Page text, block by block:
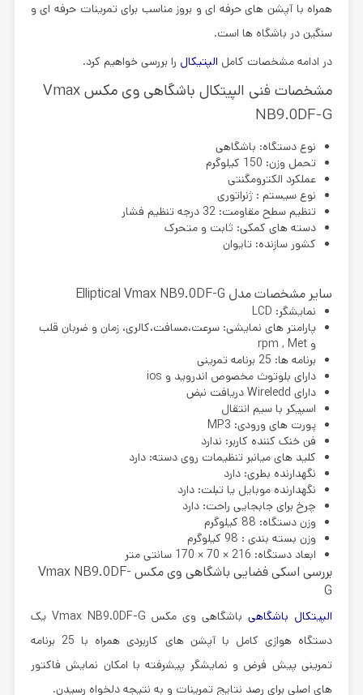
همراه با آپشن های حرفه ای و بروز مناسب برای تمرینات حرفه ای و
سنگین در باشگاه ها است.
در ادامه مشخصات کامل الپتیکال را بررسی خواهیم کرد.
مشخصات فنی الپیتکال باشگاهی وی مکس Vmax
NB9.0DF-G
نوع دستگاه: باشگاهی
تحمل وزن: 150 کیلوگرم
عملکرد الکترومگنتی
نوع سیستم : ژنراتوری
تنظیم سطح مقاومت: 32 درجه تنظیم فشار
دسته های کمکی: ثابت و متحرک
کشور سازنده: تایوان
سایر مشخصات مدل Elliptical Vmax NB9.0DF-G
نمایشگر: LCD
پارامتر های نمایشی: سرعت،مسافت،کالری، زمان و ضربان قلب
و rpm , Met
برنامه ها: 25 برنامه تمرینی
دارای بلوتوث مخصوص اندروید و ios
دارای Wireledd دریافت نبض
اسپیکر با سیم انتقال
پورت های ورودی: MP3
فن خنک کننده کاربر: ندارد
کلید های میانبر تنظیمات روی دسته: دارد
نگهدارنده بطری: دارد
نگهدارنده موبایل یا تبلت: دارد
چرخ برای جابجایی راحت: دارد
وزن دستگاه: 88 کیلوگرم
وزن بسته بندی : 98 کیلوگرم
ابعاد دستگاه: 216 × 70 × 170 سانتی متر
بررسی اسکی فضایی باشگاهی وی مکس Vmax NB9.0DF-
G
الپیتکال باشگاهی
باشگاهی وی مکس Vmax NB9.0DF-G یک
دستگاه هوازی کامل با آپشن های کاربردی همراه با 25 برنامه
تمرینی پیش فرض و نمایشگر پیشرفته با امکان نمایش فاکتور
های اصلی برای رصد نتایج تمرینات و به نتیجه دلخواه رسیدن.